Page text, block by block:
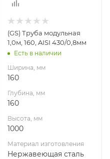
Материал
Нержавеющая
сталь
Производитель
(GS) Труба модульная
1,0м, 160, AISI 430/0,8мм
Есть в наличии
Ширина, мм
160
Глубина, мм
160
Высота, мм
1000
Материал изготовления
Нержавеющая сталь